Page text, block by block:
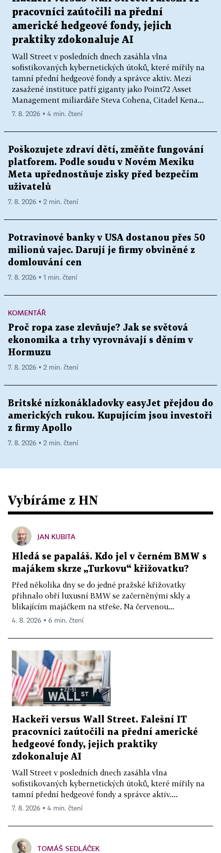
pracovníci zaútočili na přední
americké hedgeové fondy, jejich
praktiky zdokonaluje AI
Wall Street v posledních dnech zasáhla vlna
sofistikovaných kybernetických útoků, které mířily na
tamní přední hedgeové fondy a správce aktiv. Mezi
zasažené instituce patří giganty jako Point72 Asset
Management miliardáře Steva Cohena, Citadel Kena...
7. 8. 2026 ▪ 4 min. čtení
Poškozujete zdraví dětí, změňte fungování
platforem. Podle soudu v Novém Mexiku
Meta upřednostňuje zisky před bezpečím
uživatelů
7. 8. 2026 ▪ 2 min. čtení
Potravinové banky v USA dostanou přes 50
milionů vajec. Darují je firmy obviněné z
domlouvání cen
7. 8. 2026 ▪ 1 min. čtení
KOMENTÁŘ
Proč ropa zase zlevňuje? Jak se světová
ekonomika a trhy vyrovnávají s děním v
Hormuzu
7. 8. 2026 ▪ 2 min. čtení
Britské nízkonákladovky easyJet přejdou do
amerických rukou. Kupujícím jsou investoři
z firmy Apollo
7. 8. 2026 ▪ 2 min. čtení
Vybíráme z HN
JAN KUBITA
Hledá se papaláš. Kdo jel v černém BMW s
majákem skrze „Turkovu“ křižovatku?
Před několika dny se do jedné pražské křižovatky
přihnalo obří luxusní BMW se začerněnými skly a
blikajícím majáčkem na střeše. Na červenou...
4. 8. 2026 ▪ 6 min. čtení
Hackeři versus Wall Street. Falešní IT
pracovníci zaútočili na přední americké
hedgeové fondy, jejich praktiky
zdokonaluje AI
Wall Street v posledních dnech zasáhla vlna
sofistikovaných kybernetických útoků, které mířily na
tamní přední hedgeové fondy a správce aktiv....
7. 8. 2026 ▪ 4 min. čtení
TOMÁŠ SEDLÁČEK